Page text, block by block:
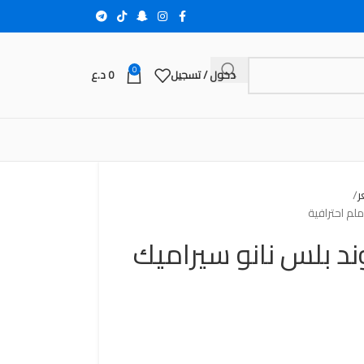
دخول / تسجيل 0
0د.ع
بلس نانو سيراميك